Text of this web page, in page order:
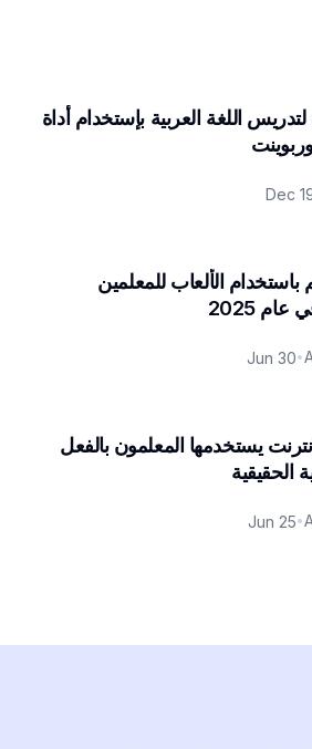
اللغة العربية بإستخدام أداة
Dec
الألعاب للمعلمين
2025
•
Jun 30
يستخدمها المعلمون بالفعل
الحقيقية
•
Jun 25